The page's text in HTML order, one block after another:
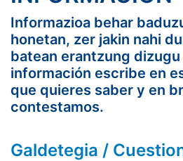
Informazioa behar
honetan, zer jakin nahi
batean erantzung
información escribe en
que quieres saber y en
contestamos.
Galdetegia /